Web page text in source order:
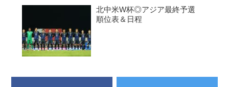
北中米W杯◎アジア最終予選
順位表＆日程